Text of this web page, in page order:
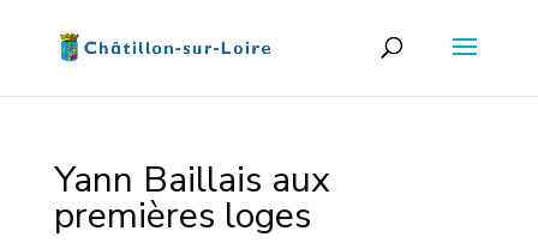
Yann Baillais aux
premières loges